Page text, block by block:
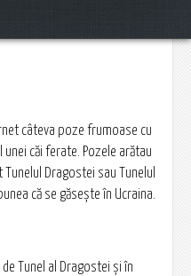
câteva poze frumoase cu
căi ferate. Pozele arătau
Dragostei sau Tunelul
că se găseşte în Ucraina.
Tunel al Dragostei şi în